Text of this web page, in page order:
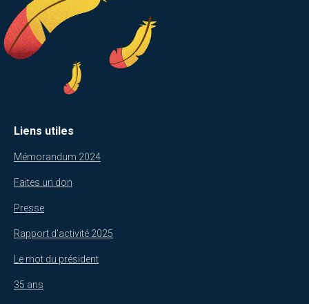
DEVENIR TUTEUR
Liens utiles
Mémorandum 2024
Faites un don
Presse
Rapport d’activité 2025
Le mot du président
35 ans